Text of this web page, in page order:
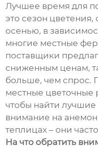
Лучшее время для
это сезон
осенью, в
многие местные
поставщики
сниженным ценам,
больше, чем спрос.
местные цветочные
чтобы найти
внимание на
теплицах – они
На что обратить